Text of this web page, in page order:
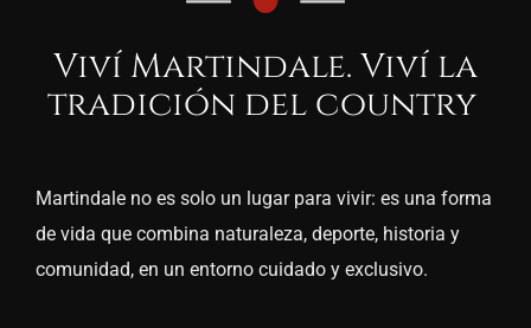
VivíMartindale. Viví la
tradición del country
Martindaleno es solo un lugar para vivir: es una forma
de vida que combina naturaleza, deporte, historia y
comunidad, en un entorno cuidado y exclusivo.